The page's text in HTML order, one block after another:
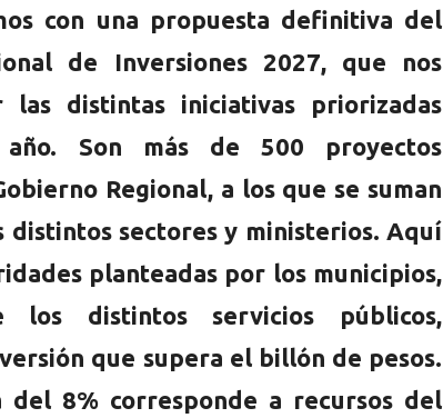
con una propuesta definitiva del
de Inversiones 2027, que nos
las distintas iniciativas priorizadas
Son más de 500 proyectos
Regional, a los que se suman
distintos sectores y ministerios. Aquí
planteadas por los municipios,
distintos servicios públicos,
que supera el billón de pesos.
del 8% corresponde a recursos del